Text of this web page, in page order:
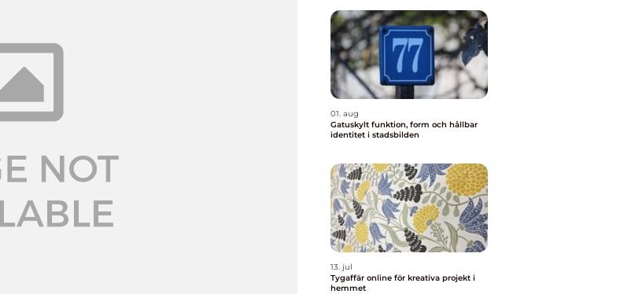
01. aug
Gatuskylt funktion, form och hållbar
identitet i stadsbilden
13. jul
Tygaffär online för kreativa projekt i
hemmet